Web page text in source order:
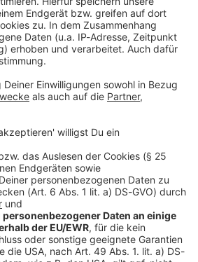
Kontaktformular
Sprachnachricht
© dpa-infocom, dpa:260206-930-653772/1